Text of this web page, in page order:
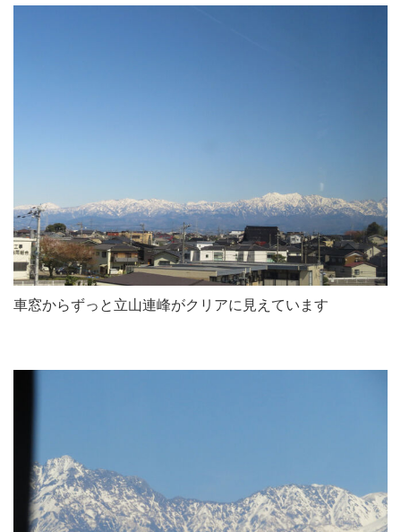
車窓からずっと立山連峰がクリアに見えています